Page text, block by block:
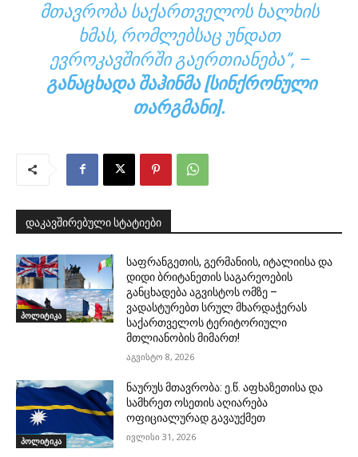
ᲛᲗᲐᲕᲠᲝᲑᲐ ᲡᲐᲥᲐᲠᲗᲕᲔᲚᲝᲡ ᲮᲐᲚᲮᲘᲡ
ᲮᲛᲐᲡ, ᲠᲝᲛᲚᲔᲑᲡᲐᲪ ᲣᲜᲓᲐᲗ
ᲔᲕᲠᲝᲙᲐᲕᲨᲘᲠᲨᲘ ᲒᲐᲔᲠᲗᲘᲐᲜᲔᲑᲐ”, –
ᲒᲐᲜᲐᲪᲮᲐᲓᲐ ᲨᲐᲰᲘᲜᲛᲐ [ᲡᲘᲜᲥᲠᲝᲜᲣᲚᲘ
ᲗᲐᲠᲒᲛᲐᲜᲘ].
დაკავშირებული სტატიები
პოლიტიკა
საფრანგეთის, გერმანიის, იტალიისა და
დიდი ბრიტანეთის საგარეოების
განცხადება აგვისტოს ომზე –
ვადასტურებთ სრულ მხარდაჭერას
საქართველოს ტერიტორიული
მთლიანობის მიმართ!
აგვისტო 8, 2026
პოლიტიკა
ნაურუს მთავრობა: ე.წ. აფხაზეთისა და
სამხრეთ ოსეთის აღიარება
ოფიციალურად გავაუქმეთ
ივლისი 31, 2026